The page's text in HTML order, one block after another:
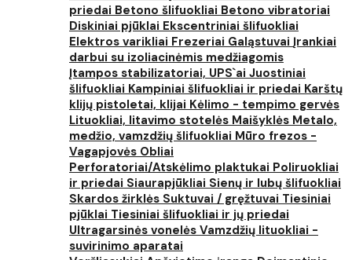
priedai Betono šlifuokliai Betono vibratoriai
Diskiniai pjūklai Ekscentriniai šlifuokliai
Elektros varikliai Frezeriai Galąstuvai Įrankiai
darbui su izoliacinėmis medžiagomis
Įtampos stabilizatoriai, UPS`ai Juostiniai
šlifuokliai Kampiniai šlifuokliai ir priedai Karštų
klijų pistoletai, klijai Kėlimo - tempimo gervės
Lituokliai, litavimo stotelės Maišyklės Metalo,
medžio, vamzdžių šlifuokliai Mūro frezos -
Vagapjovės Obliai
Perforatoriai/Atskėlimo plaktukai Poliruokliai
ir priedai Siaurapjūkliai Sienų ir lubų šlifuokliai
Skardos žirklės Suktuvai / gręžtuvai Tiesiniai
pjūklai Tiesiniai šlifuokliai ir jų priedai
Ultragarsinės vonelės Vamzdžių lituokliai -
suvirinimo aparatai